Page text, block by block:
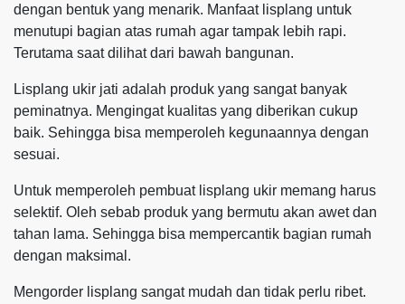
dengan bentuk yang menarik. Manfaat lisplang untuk
menutupi bagian atas rumah agar tampak lebih rapi.
Terutama saat dilihat dari bawah bangunan.
Lisplang ukir jati adalah produk yang sangat banyak
peminatnya. Mengingat kualitas yang diberikan cukup
baik. Sehingga bisa memperoleh kegunaannya dengan
sesuai.
Untuk memperoleh pembuat lisplang ukir memang harus
selektif. Oleh sebab produk yang bermutu akan awet dan
tahan lama. Sehingga bisa mempercantik bagian rumah
dengan maksimal.
Mengorder lisplang sangat mudah dan tidak perlu ribet.